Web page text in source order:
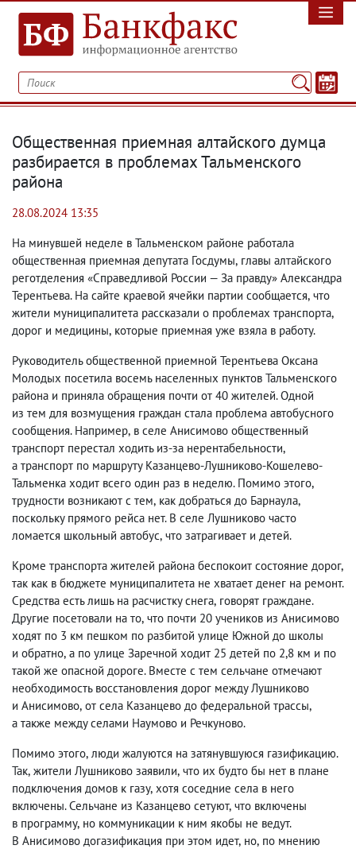
Общественная приемная алтайского думца
разбирается в проблемах Тальменского
района
28.08.2024 13:35
На минувшей неделе в Тальменском районе работала
общественная приемная депутата Госдумы, главы алтайского
реготделения «Справедливой России — За правду» Александра
Терентьева. На сайте краевой ячейки партии сообщается, что
жители муниципалитета рассказали о проблемах транспорта,
дорог и медицины, которые приемная уже взяла в работу.
Руководитель общественной приемной Терентьева Оксана
Молодых посетила восемь населенных пунктов Тальменского
района и приняла обращения почти от 40 жителей. Одной
из тем для возмущения граждан стала проблема автобусного
сообщения. Например, в селе Анисимово общественный
транспорт перестал ходить из-за нерентабельности,
а транспорт по маршруту Казанцево-Лушниково-Кошелево-
Тальменка ходит всего один раз в неделю. Помимо этого,
трудности возникают с тем, как добраться до Барнаула,
поскольку прямого рейса нет. В селе Лушниково часто
ломается школьный автобус, что затрагивает и детей.
Кроме транспорта жителей района беспокоит состояние дорог,
так как в бюджете муниципалитета не хватает денег на ремонт.
Средства есть лишь на расчистку снега, говорят граждане.
Другие посетовали на то, что почти 20 учеников из Анисимово
ходят по 3 км пешком по разбитой улице Южной до школы
и обратно, а по улице Заречной ходит 25 детей по 2,8 км и по
такой же опасной дороге. Вместе с тем сельчане отмечают
необходимость восстановления дорог между Лушниково
и Анисимово, от села Казанцево до федеральной трассы,
а также между селами Наумово и Речкуново.
Помимо этого, люди жалуются на затянувшуюся газификацию.
Так, жители Лушниково заявили, что их будто бы нет в плане
подключения домов к газу, хотя соседние села в него
включены. Сельчане из Казанцево сетуют, что включены
в программу, но коммуникации к ним якобы не ведут.
В Анисимово догазификация при этом идет, но, по мнению